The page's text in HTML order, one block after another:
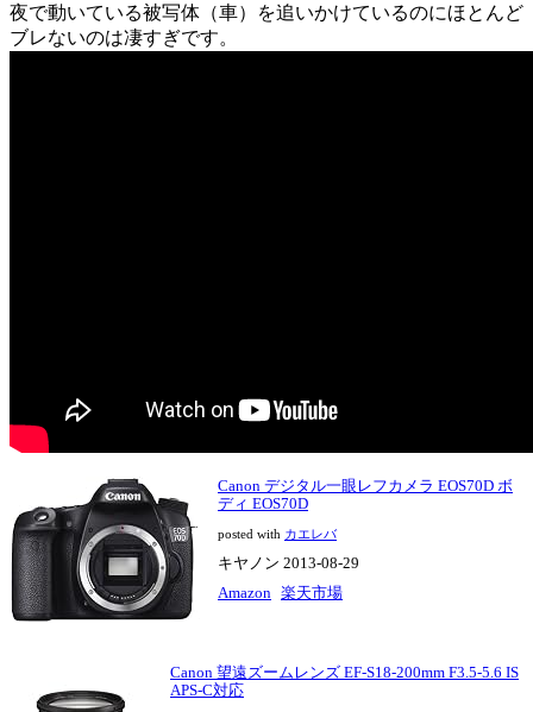
夜で動いている被写体（車）を追いかけているのにほとんど
ブレないのは凄すぎです。
Canon デジタル一眼レフカメラ EOS70D ボ
ディ EOS70D
posted with カエレバ
キヤノン 2013-08-29
Amazon 楽天市場
Canon 望遠ズームレンズ EF-S18-200mm F3.5-5.6 IS
APS-C対応